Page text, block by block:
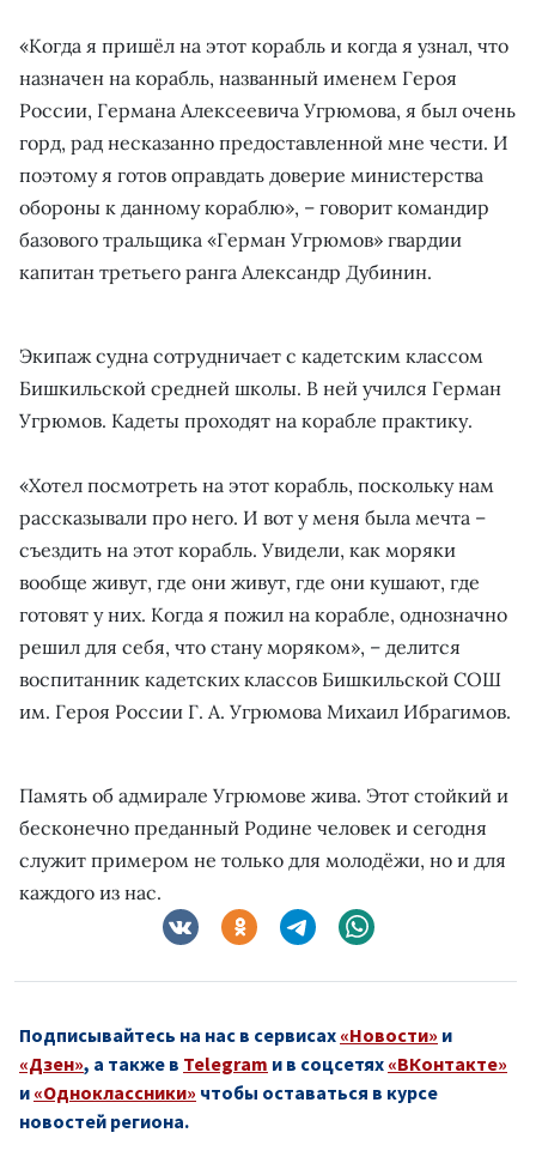
«Когда я пришёл на этот корабль и когда я узнал, что
назначен на корабль, названный именем Героя
России, Германа Алексеевича Угрюмова, я был очень
горд, рад несказанно предоставленной мне чести. И
поэтому я готов оправдать доверие министерства
обороны к данному кораблю», – говорит командир
базового тральщика «Герман Угрюмов» гвардии
капитан третьего ранга Александр Дубинин.
Экипаж судна сотрудничает с кадетским классом
Бишкильской средней школы. В ней учился Герман
Угрюмов. Кадеты проходят на корабле практику.
«Хотел посмотреть на этот корабль, поскольку нам
рассказывали про него. И вот у меня была мечта –
съездить на этот корабль. Увидели, как моряки
вообще живут, где они живут, где они кушают, где
готовят у них. Когда я пожил на корабле, однозначно
решил для себя, что стану моряком», – делится
воспитанник кадетских классов Бишкильской СОШ
им. Героя России Г. А. Угрюмова Михаил Ибрагимов.
Память об адмирале Угрюмове жива. Этот стойкий и
бесконечно преданный Родине человек и сегодня
служит примером не только для молодёжи, но и для
каждого из нас.
Подписывайтесь на нас в сервисах «Новости» и
«Дзен», а также в Telegram и в соцсетях «ВКонтакте»
и «Одноклассники» чтобы оставаться в курсе
новостей региона.